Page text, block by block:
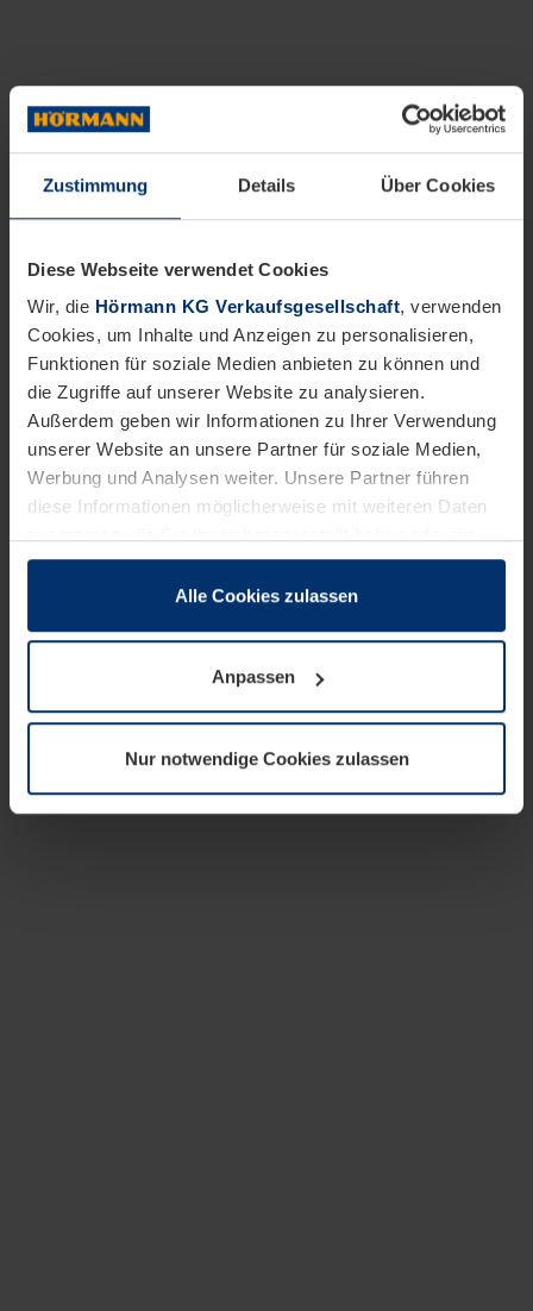
Zustimmung Details Über Cookies
Diese Webseite verwendet Cookies
Wir, die Hörmann KG Verkaufsgesellschaft, verwenden
Cookies, um Inhalte und Anzeigen zu personalisieren,
Funktionen für soziale Medien anbieten zu können und
die Zugriffe auf unserer Website zu analysieren.
Außerdem geben wir Informationen zu Ihrer Verwendung
unserer Website an unsere Partner für soziale Medien,
Werbung und Analysen weiter. Unsere Partner führen
diese Informationen möglicherweise mit weiteren Daten
sie im Rahmen Ihrer Nutzung der Dienste gesammelt
wenn diese für den Betrieb dieser Seite unbedingt
notwendig sind. Für alle anderen Cookie-Typen benötigen
wir Ihre Erlaubnis. Ihre Einwilligung können Sie jederzeit
Datenschutzerklärungunserer Website ändern oder
widerrufen.
Alle Cookies zulassen
Anpassen
Nur notwendige Cookies zulassen